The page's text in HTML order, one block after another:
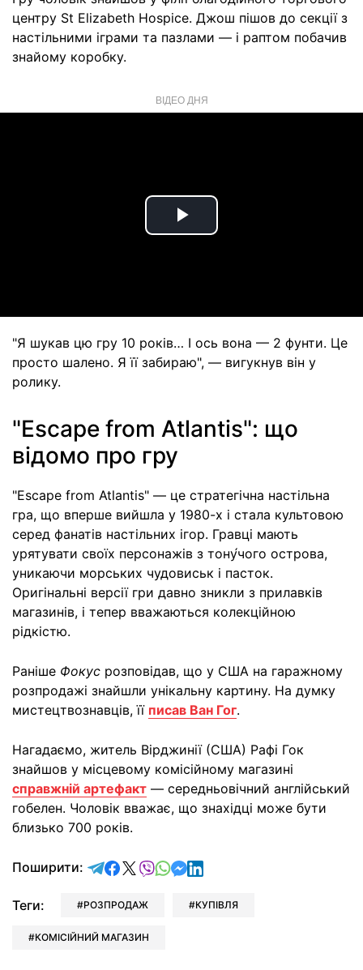
центру St Elizabeth Hospice. Джош пішов до секції з
настільними іграми та пазлами — і раптом побачив
знайому коробку.
ВІДЕО ДНЯ
Play
"Я шукав цю гру 10 років… І ось вона — 2 фунти. Це
просто шалено. Я її забираю", — вигукнув він у
ролику.
"Escape from Atlantis": що
відомо про гру
"Escape from Atlantis" — це стратегічна настільна
гра, що вперше вийшла у 1980-х і стала культовою
серед фанатів настільних ігор. Гравці мають
урятувати своїх персонажів з тону́чого острова,
уникаючи морських чудовиськ і пасток.
Оригінальні версії гри давно зникли з прилавків
магазинів, і тепер вважаються колекційною
рідкістю.
Раніше Фокус розповідав, що у США на гаражному
розпродажі знайшли унікальну картину. На думку
мистецтвознавців, її писав Ван Гог.
Нагадаємо, житель Вірджинії (США) Рафі Гок
знайшов у місцевому комісійному магазині
справжній артефакт — середньовічний англійський
гобелен. Чоловік вважає, що знахідці може бути
близько 700 років.
Поширити: відправити у Telegram
поділитись у Facebook
поділитись у X
відправити у Viber
відправити у Whatsapp
відправити у Messenger
відправити у LinkedIn
Теги: РОЗПРОДАЖ КУПІВЛЯ
КОМІСІЙНИЙ МАГАЗИН